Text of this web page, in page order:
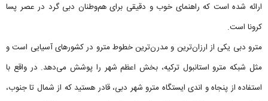
ارائه شده است که راهنمای خوب و دقیقی برای هم‌وطنان دبی گرد در عصر پسا
کرونا است.
مترو دبی یکی از ارزان‌ترین و مدرن‌ترین خطوط مترو در کشورهای آسیایی است و
مثل شبکه مترو استانبول ترکیه، بخش اعظم شهر را پوشش می‌دهد. در واقع با
استفاده از پنجاه و اندی ایستگاه مترو شهر دبی، قادر هستید که از شمال تا جنوب،